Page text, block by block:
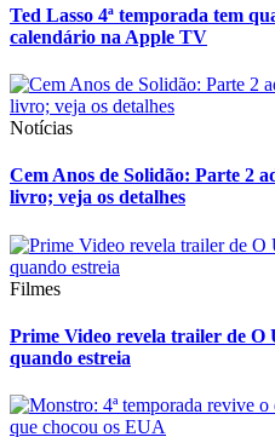
Ted Lasso 4ª temporada tem
calendário na Apple TV
Notícias
Cem Anos de Solidão: Parte 2
livro; veja os detalhes
Filmes
Prime Video revela trailer de O
quando estreia